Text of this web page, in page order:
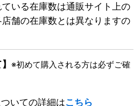
いる在庫数は通販サイト上の
舗の在庫数とは異なりますの
※初めて購入される方は必ずご確
いての詳細はこちら